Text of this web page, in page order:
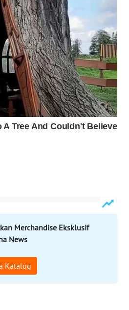
Merchandise Eksklusif
News
Katalog